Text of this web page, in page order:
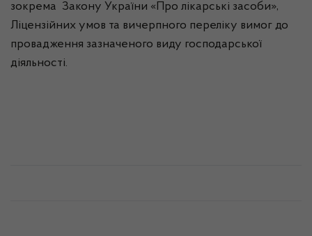
зокрема Закону України «Про лікарські засоби»,
Ліцензійних умов та вичерпного переліку вимог до
провадження зазначеного виду господарської
діяльності.